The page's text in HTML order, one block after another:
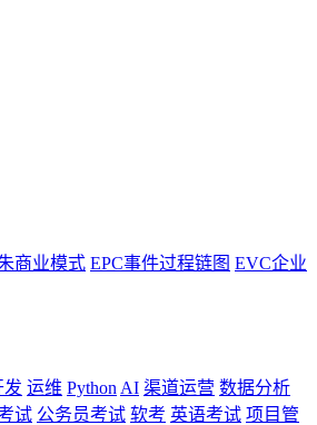
商业模式 EPC事件过程链图 EVC企业
发 运维 Python AI 渠道运营 数据分析
试 公务员考试 软考 英语考试 项目管